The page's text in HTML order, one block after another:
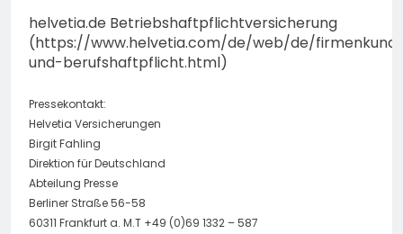
helvetia.de Betriebshaftpflichtversicherung
(https://www.helvetia.com/de/web/de/
und-berufshaftpflicht.html)
Pressekontakt:
Helvetia Versicherungen
Birgit Fahling
Direktion für Deutschland
Abteilung Presse
Berliner Straße 56-58
60311 Frankfurt a. M.T +49 (0)69 1332 – 587